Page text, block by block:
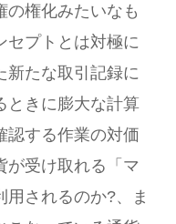
の権化みたいなも
セプトとは対極に
新たな取引記録に
ときに膨大な計算
認する作業の対価
が受け取れる「マ
用されるのか?、ま